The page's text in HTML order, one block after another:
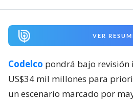
VER
Codelco pondrá bajo revisión
US$34 mil millones para
un escenario marcado por